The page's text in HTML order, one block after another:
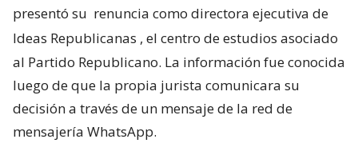
presentó su renuncia como directora ejecutiva de
Ideas Republicanas , el centro de estudios asociado
al Partido Republicano. La información fue conocida
luego de que la propia jurista comunicara su
decisión a través de un mensaje de la red de
mensajería WhatsApp.